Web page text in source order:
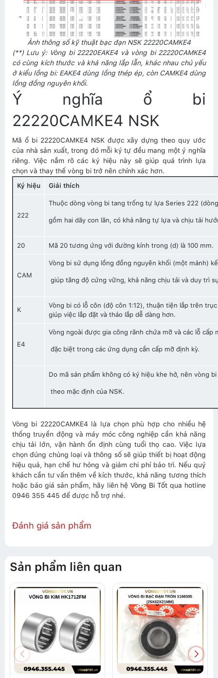
Ảnh thông số kỹ thuật bạc đạn NSK 22220CAMKE4
(**) Lưu ý: Vòng bi 22220EAKE4 và vòng bi 22220CAMKE4
có cùng kích thước và khả năng lắp lẫn, khác nhau chủ yếu
ở kiểu lồng bi: EAKE4 dùng lồng thép ép, còn CAMKE4 dùng
lồng đồng nguyên khối.
Ý nghĩa ổ bi
22220CAMKE4 NSK
Mã ổ bi 22220CAMKE4 NSK được xây dựng theo quy ước
của nhà sản xuất, trong đó mỗi ký tự đều mang một ý nghĩa
riêng. Việc nắm rõ các ký hiệu này sẽ giúp quá trình lựa
chọn và thay thế vòng bi trở nên chính xác hơn.
Ký hiệu
Giải thích
222
Thuộc dòng vòng bi tang trống tự lựa Series 222
gồm hai dãy con lăn, có khả năng tự lựa và chịu tải
20 Mã 20 tương ứng với đường kính trong (d) là 100 mm.
CAM
Vòng bi sử dụng lồng đồng nguyên khối (một mảnh)
giúp tăng độ cứng vững, khả năng chịu tải và duy trì
K
Vòng bi có lỗ côn (độ côn 1:12), thuận tiện lắp trên
giúp việc lắp đặt và tháo lắp dễ dàng hơn.
E4
Vòng ngoài được gia công rãnh chứa mỡ và các lỗ
đặc biệt trong các ứng dụng cần cấp mỡ định kỳ.
Do mã sản phẩm không có ký hiệu khe hở, nên vòng
theo mặc định của NSK.
Vòng bi 22220CAMKE4 là lựa chọn phù hợp cho nhiều hệ
thống truyền động và máy móc công nghiệp cần khả năng
chịu tải lớn, vận hành ổn định cùng tuổi thọ cao. Việc lựa
chọn đúng chủng loại và thông số sẽ giúp thiết bị hoạt động
hiệu quả, hạn chế hư hỏng và giảm chi phí bảo trì. Nếu quý
khách cần tư vấn thêm về kích thước, khả năng tương thích
hoặc báo giá sản phẩm, hãy liên hệVòng Bi Tốt qua hotline
0946 355 445 để được hỗ trợ nhé.
Đánh giá sản phẩm
Sản phẩm liên quan